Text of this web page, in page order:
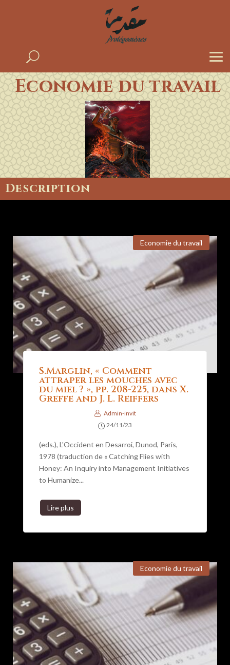
Economie du travail
Description
Economie du travail
S.Marglin, « Comment
attraper les mouches avec
du miel ? », pp. 208-225, dans X.
Greffe and J. L. Reiffers
Admin-invit
24/11/23
(eds.), L'Occident en Desarroi, Dunod, Paris,
1978 (traduction de « Catching Flies with
Honey: An Inquiry into Management Initiatives
to Humanize...
Lire plus
Economie du travail